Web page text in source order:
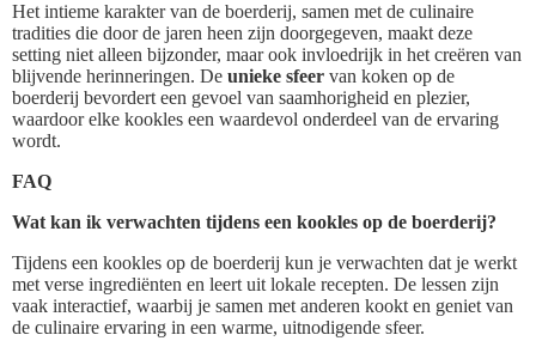
Het intieme karakter van de boerderij, samen met de culinaire
tradities die door de jaren heen zijn doorgegeven, maakt deze
setting niet alleen bijzonder, maar ook invloedrijk in het creëren van
blijvende herinneringen. De unieke sfeer van koken op de
boerderij bevordert een gevoel van saamhorigheid en plezier,
waardoor elke kookles een waardevol onderdeel van de ervaring
wordt.
FAQ
Wat kan ik verwachten tijdens een kookles op de boerderij?
Tijdens een kookles op de boerderij kun je verwachten dat je werkt
met verse ingrediënten en leert uit lokale recepten. De lessen zijn
vaak interactief, waarbij je samen met anderen kookt en geniet van
de culinaire ervaring in een warme, uitnodigende sfeer.